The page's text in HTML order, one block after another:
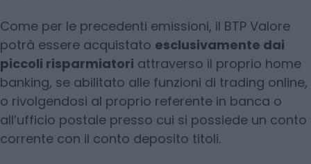
Come per le precedenti emissioni, il BTP Valore
potrà essere acquistato esclusivamente dai
piccoli risparmiatori attraverso il proprio home
banking, se abilitato alle funzioni di trading online,
o rivolgendosi al proprio referente in banca o
all’ufficio postale presso cui si possiede un conto
corrente con il conto deposito titoli.